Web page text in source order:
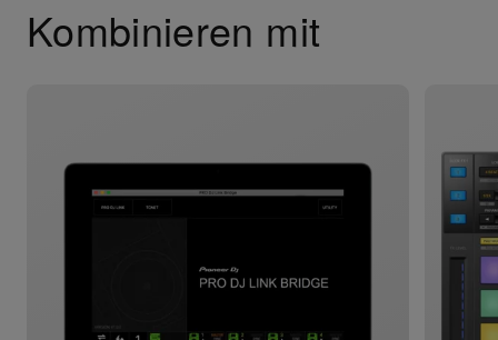
Kombinieren mit